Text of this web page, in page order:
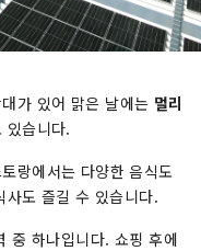
가 있어 맑은 날에는 멀리
있습니다.
랑에서는 다양한 음식도
도 즐길 수 있습니다.
중 하나입니다. 쇼핑 후에